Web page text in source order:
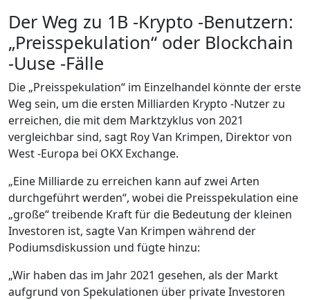
Der Weg zu 1B -Krypto -Benutzern:
„Preisspekulation“ oder Blockchain
-Uuse -Fälle
Die „Preisspekulation“ im Einzelhandel könnte der erste
Weg sein, um die ersten Milliarden Krypto -Nutzer zu
erreichen, die mit dem Marktzyklus von 2021
vergleichbar sind, sagt Roy Van Krimpen, Direktor von
West -Europa bei OKX Exchange.
„Eine Milliarde zu erreichen kann auf zwei Arten
durchgeführt werden“, wobei die Preisspekulation eine
„große“ treibende Kraft für die Bedeutung der kleinen
Investoren ist, sagte Van Krimpen während der
Podiumsdiskussion und fügte hinzu:
„Wir haben das im Jahr 2021 gesehen, als der Markt
aufgrund von Spekulationen über private Investoren